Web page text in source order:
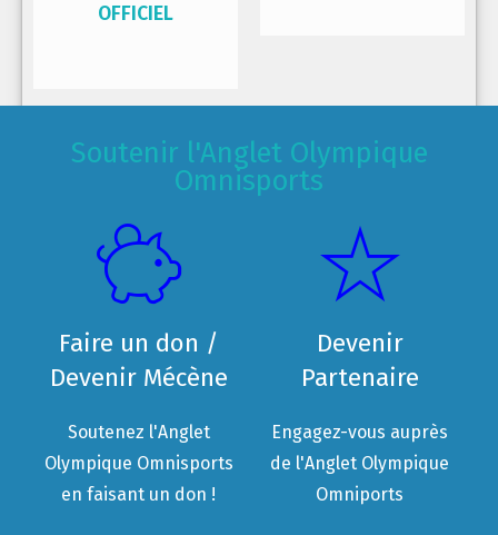
OFFICIEL
Soutenir l'Anglet Olympique
Omnisports
Faire un don /
Devenir Mécène
Soutenez l'Anglet
Olympique Omnisports
en faisant un don !
Devenir
Partenaire
Engagez-vous auprès
de l'Anglet Olympique
Omniports